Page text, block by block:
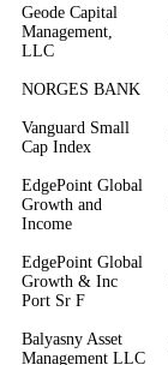
Geode Capital
Management,
LLC
NORGES BANK
Vanguard Small
Cap Index
EdgePoint Global
Growth and
Income
EdgePoint Global
Growth & Inc
Port Sr F
Balyasny Asset
Management LLC